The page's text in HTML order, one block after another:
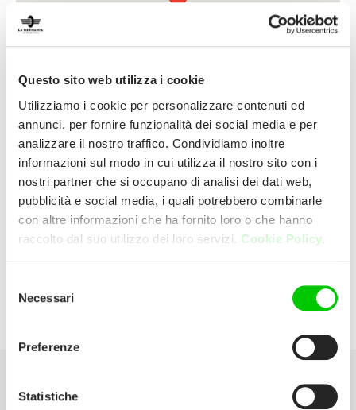
Questo sito web utilizza i cookie
Utilizziamo i cookie per personalizzare contenuti ed
annunci, per fornire funzionalità dei social media e per
analizzare il nostro traffico. Condividiamo inoltre
informazioni sul modo in cui utilizza il nostro sito con i
nostri partner che si occupano di analisi dei dati web,
pubblicità e social media, i quali potrebbero combinarle
con altre informazioni che ha fornito loro o che hanno
raccolto dal suo utilizzo dei loro servizi. Cookie Policy.
delNecessari
Preferenze
Statistiche
Videoservizio Di Morlini Maria
Teresa
Via Togliatti, 19/21 42017 Novellara
Seleziona la tua Area